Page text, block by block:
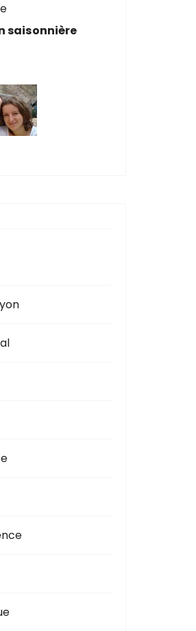
saisonnière